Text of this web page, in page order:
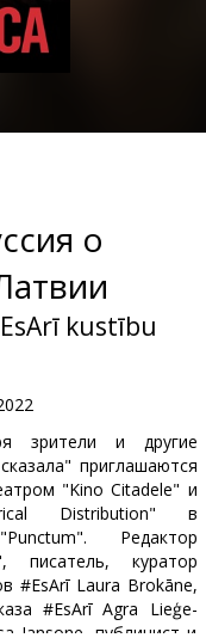
о
kustību
зрители и другие
приглашаются
"Kino Citadele" и
Distribution" в
Редактор
писатель, куратор
#EsArī Laura Brokāne,
#EsArī Agra Lieģe-
Jansone, публицист и